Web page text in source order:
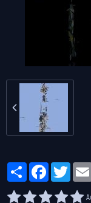
PartagerFacebook